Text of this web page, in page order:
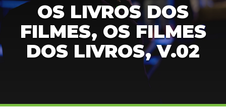
OS LIVROS DOS
FILMES, OS FILMES
DOS LIVROS, V.02